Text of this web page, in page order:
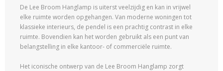
De Lee Broom Hanglamp is uiterst veelzijdig en kan in vrijwel
elke ruimte worden opgehangen. Van moderne woningen tot
klassieke interieurs, de pendel is een prachtig contrast in elke
ruimte. Bovendien kan het worden gebruikt als een punt van
belangstelling in elke kantoor- of commerciële ruimte.
Het iconische ontwerp van de Lee Broom Hanglamp zorgt